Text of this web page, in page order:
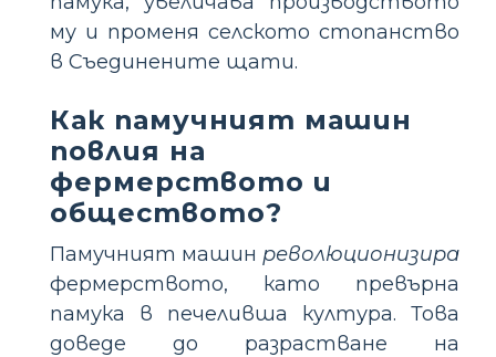
му и променя селското стопанство
в Съединените щати.
Как памучният машин
повлия на
фермерството и
обществото?
Памучният машин революционизира
фермерството, като превърна
памука в печеливша култура. Това
доведе до разрастване на